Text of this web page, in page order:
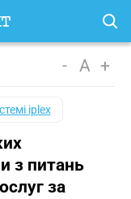
- A +
iplex
з питань
за